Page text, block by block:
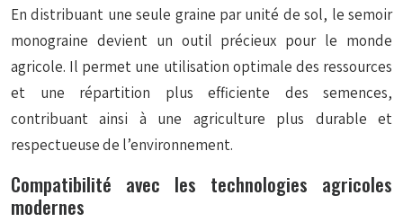
En distribuant une seule graine par unité de sol, le semoir
monograine devient un outil précieux pour le monde
agricole. Il permet une utilisation optimale des ressources
et une répartition plus efficiente des semences,
contribuant ainsi à une agriculture plus durable et
respectueuse de l’environnement.
Compatibilité avec les technologies agricoles
modernes